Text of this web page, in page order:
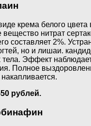
крема белого цвета
нитрат
составляет 2%.
но и лишаи.
тела. Эффект
Полное
рублей.